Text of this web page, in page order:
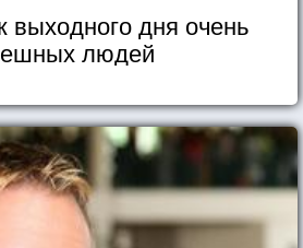
выходного дня очень
людей